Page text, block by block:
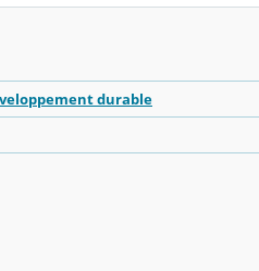
durable